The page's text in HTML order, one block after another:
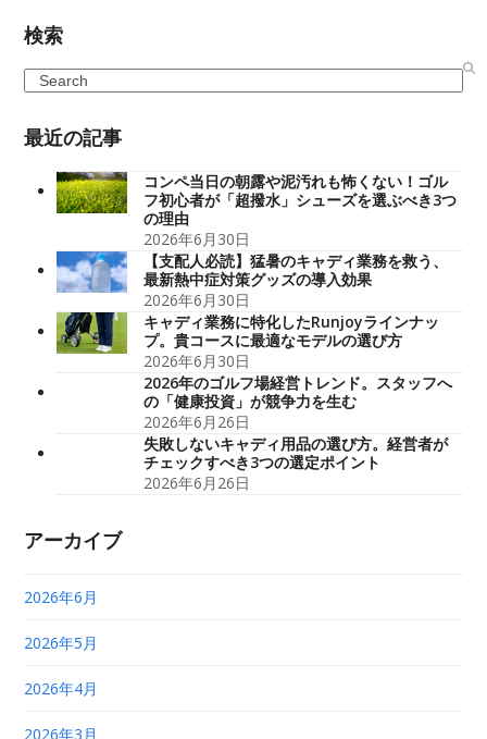
検索
Search
最近の記事
コンペ当日の朝露や泥汚れも怖くない！ゴル
フ初心者が「超撥水」シューズを選ぶべき3つ
の理由
2026年6月30日
【支配人必読】猛暑のキャディ業務を救う、
最新熱中症対策グッズの導入効果
2026年6月30日
キャディ業務に特化したRunjoyラインナッ
プ。貴コースに最適なモデルの選び方
2026年6月30日
2026年のゴルフ場経営トレンド。スタッフへ
の「健康投資」が競争力を生む
2026年6月26日
失敗しないキャディ用品の選び方。経営者が
チェックすべき3つの選定ポイント
2026年6月26日
アーカイブ
2026年6月
2026年5月
2026年4月
2026年3月